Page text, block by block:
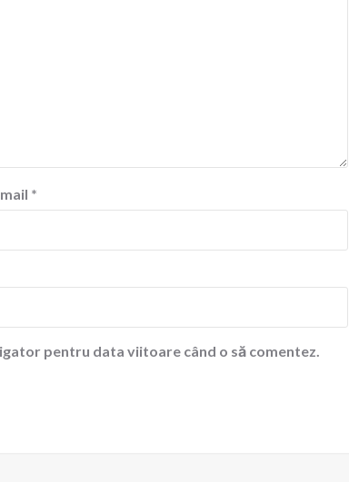
*
pentru data viitoare când o să comentez.